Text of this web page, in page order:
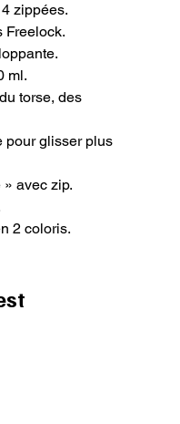
zippées.
Freelock.
ml.
torse, des
pour glisser plus
» avec zip.
2 coloris.